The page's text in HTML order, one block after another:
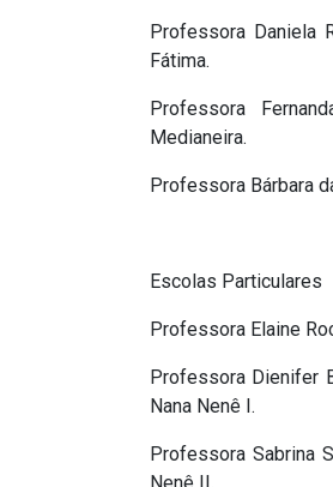
Professora Daniela
Fátima.
Professora
Medianeira.
Professora Bárbara
Escolas Particulares
Professora Elaine
Professora Dienifer
Nana Nenê I.
Professora Sabrina